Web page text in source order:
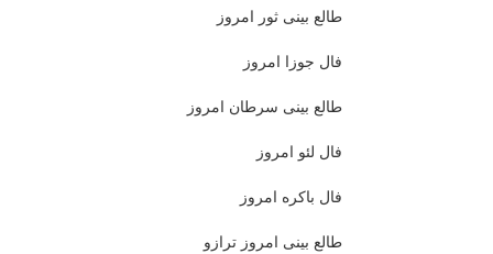
طالع بینی ثور امروز
فال جوزا امروز
طالع بینی سرطان امروز
فال لئو امروز
فال باکره امروز
طالع بینی امروز ترازو